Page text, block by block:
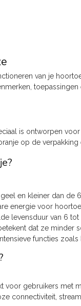
van je
is ontworpen
op de
en kleiner dan
energie voor
levensduur van 6
dat ze minder
functies
voor gebruikers met
connectiviteit,